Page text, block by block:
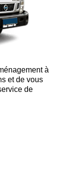
à
et de vous
de